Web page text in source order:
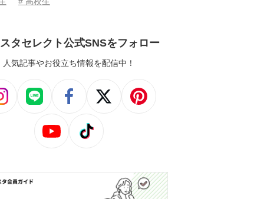
タセレクト公式SNSをフォロー
人気記事やお役立ち情報を配信中！